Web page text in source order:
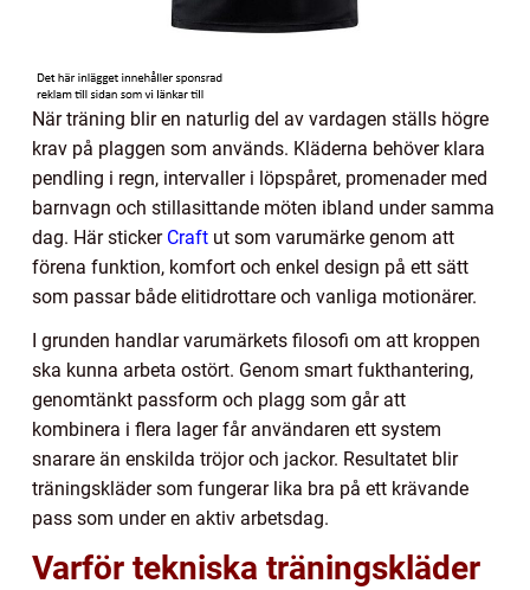
När träning blir en naturlig del av vardagen ställs högre
krav på plaggen som används. Kläderna behöver klara
pendling i regn, intervaller i löpspåret, promenader med
barnvagn och stillasittande möten ibland under samma
dag. Här sticker Craft ut som varumärke genom att
förena funktion, komfort och enkel design på ett sätt
som passar både elitidrottare och vanliga motionärer.
I grunden handlar varumärkets filosofi om att kroppen
ska kunna arbeta ostört. Genom smart fukthantering,
genomtänkt passform och plagg som går att
kombinera i flera lager får användaren ett system
snarare än enskilda tröjor och jackor. Resultatet blir
träningskläder som fungerar lika bra på ett krävande
pass som under en aktiv arbetsdag.
Varför tekniska träningskläder